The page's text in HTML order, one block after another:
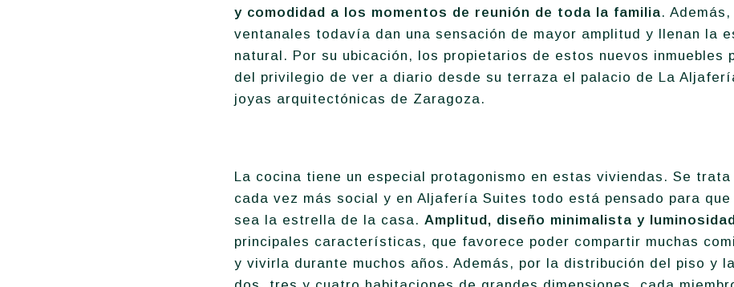
y comodidad a los momentos de reunión de toda la familia.
ventanales todavía dan una sensación de mayor amplitud y llenan la
natural. Por su ubicación, los propietarios de estos nuevos inmuebles
del privilegio de ver a diario desde su terraza el palacio de La
joyas arquitectónicas de Zaragoza.
La cocina tiene un especial protagonismo en estas viviendas. Se trata
cada vez más social y en Aljafería Suites todo está pensado para
sea la estrella de la casa. Amplitud, diseño minimalista y luminosidad
principales características, que favorece poder compartir muchas
y vivirla durante muchos años. Además, por la distribución del piso y